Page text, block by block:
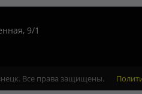
9/1
Все права защищены.